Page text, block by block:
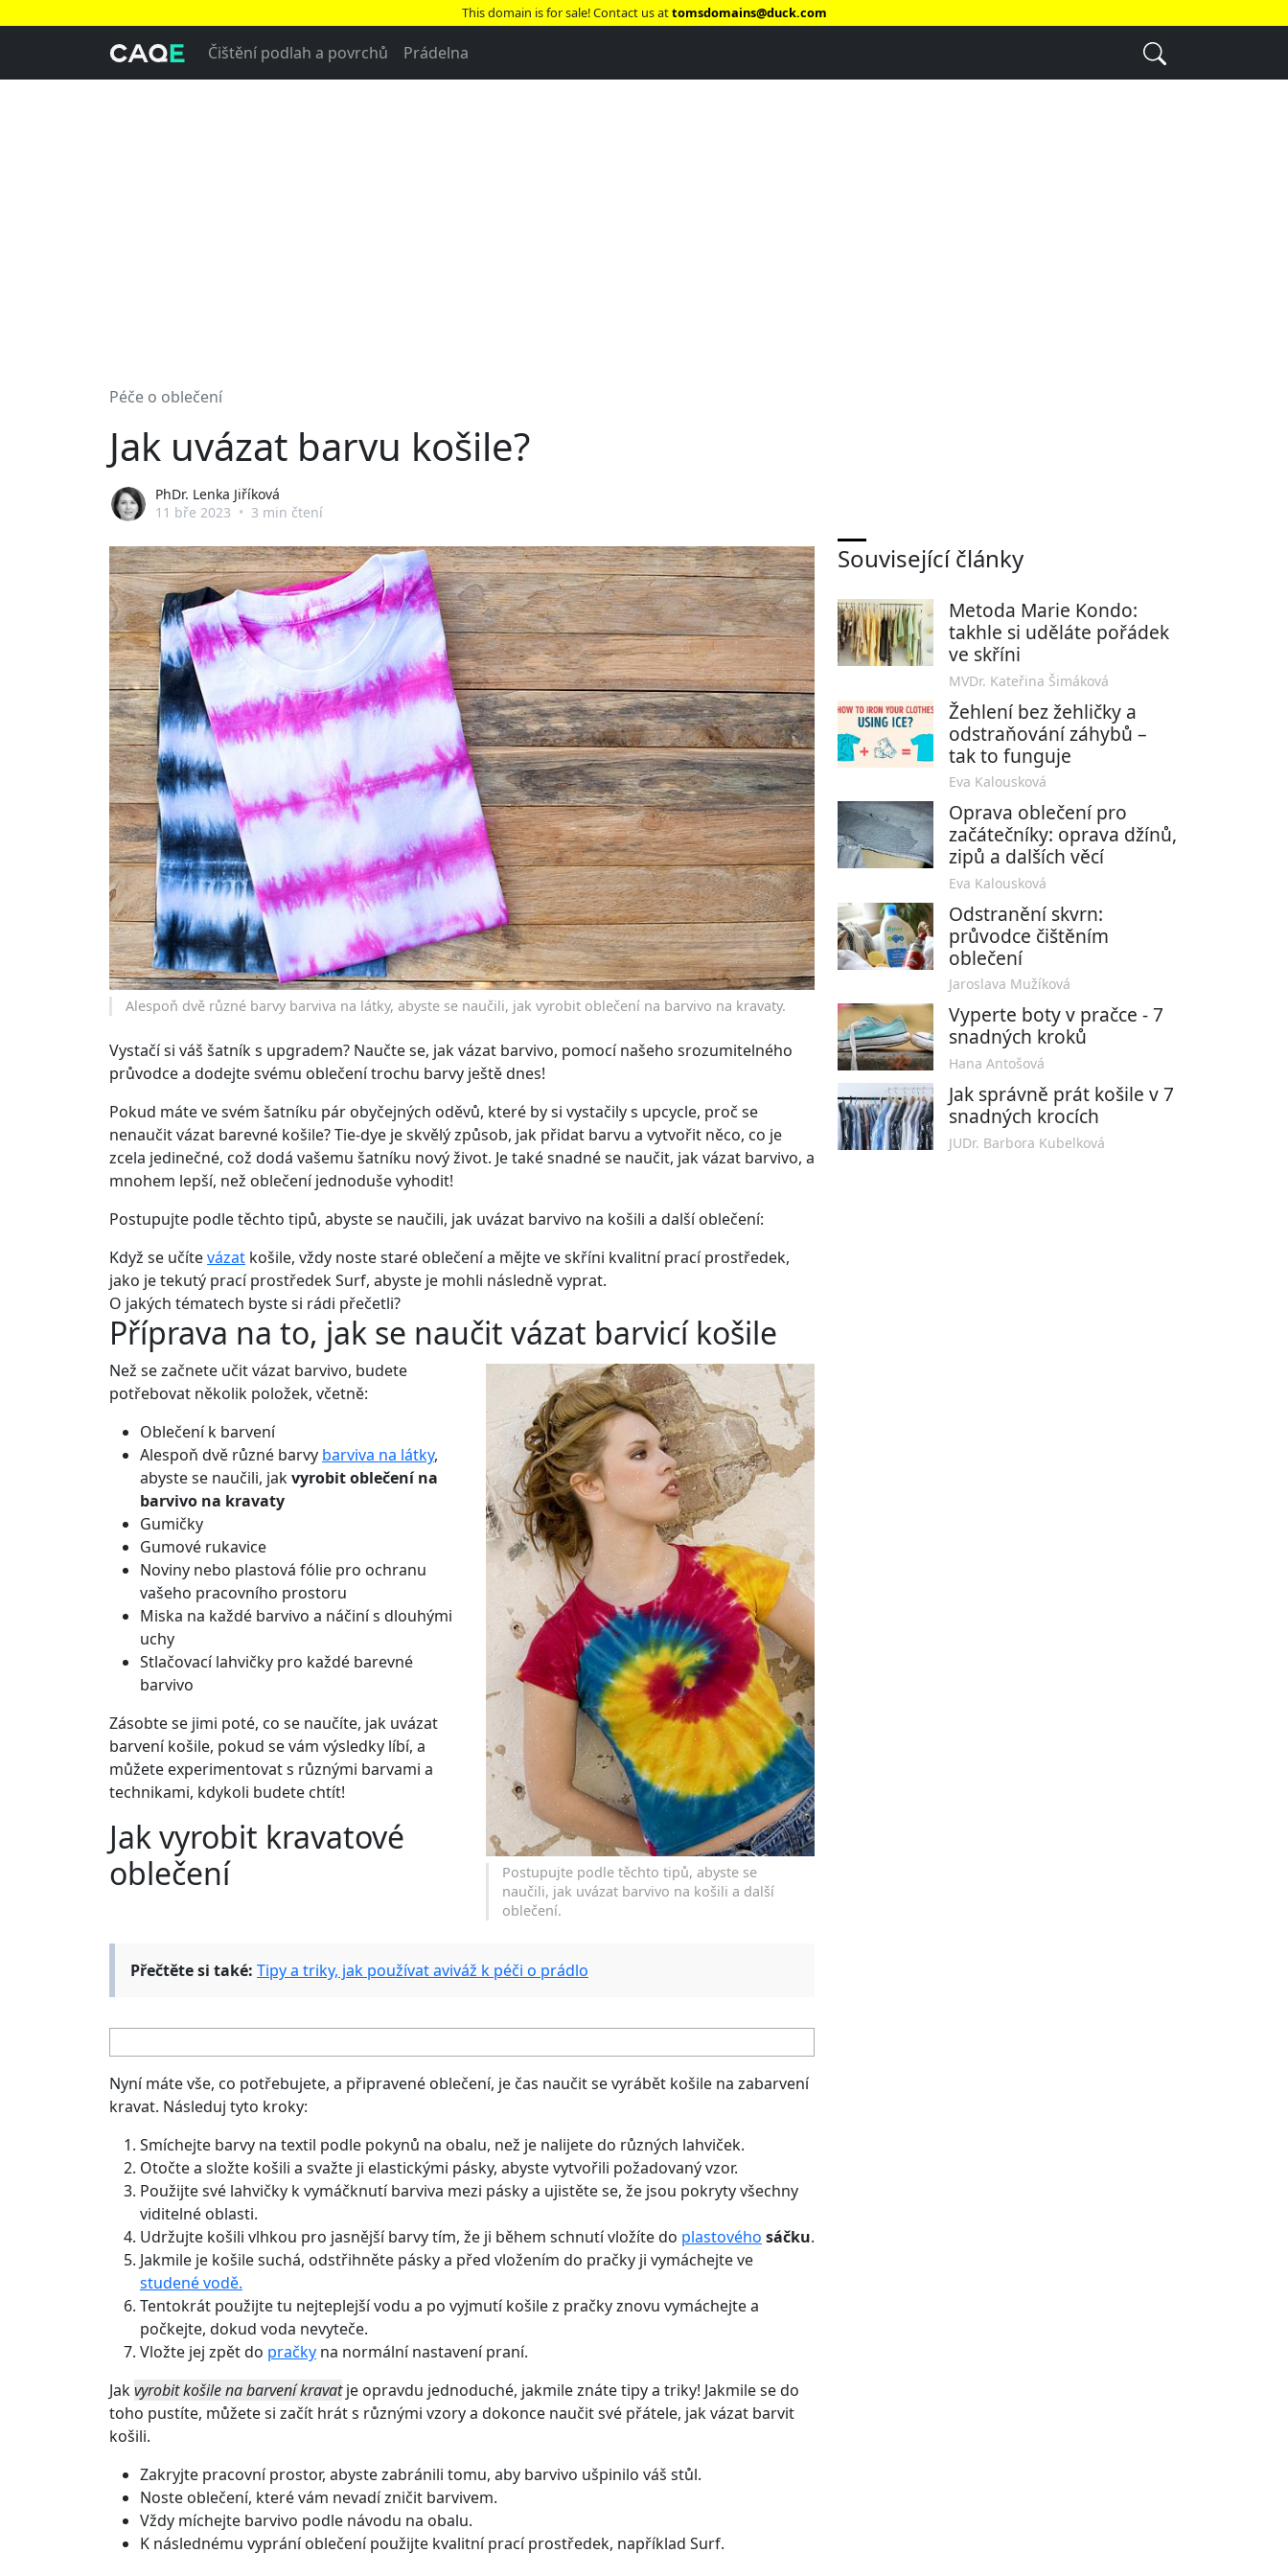
This domain is for sale! Contact us attomsdomains@duck.com
Čištění podlah a povrchů Prádelna
Péče o oblečení
Jak uvázat barvu košile?
PhDr. Lenka Jiříková
11 bře 2023 • 3 min čtení
Alespoň dvě různé barvy barviva na látky, abyste se naučili, jak vyrobit oblečení na barvivo na kravaty.
Vystačí si váš šatník s upgradem? Naučte se, jak vázat barvivo, pomocí našeho srozumitelného
průvodce a dodejte svému oblečení trochu barvy ještě dnes!
Pokud máte ve svém šatníku pár obyčejných oděvů, které by si vystačily s upcycle, proč se
nenaučit vázat barevné košile? Tie-dye je skvělý způsob, jak přidat barvu a vytvořit něco, co je
zcela jedinečné, což dodá vašemu šatníku nový život. Je také snadné se naučit, jak vázat barvivo, a
mnohem lepší, než oblečení jednoduše vyhodit!
Postupujte podle těchto tipů, abyste se naučili, jak uvázat barvivo na košili a další oblečení:
Když se učítevázat košile, vždy noste staré oblečení a mějte ve skříni kvalitní prací prostředek,
jako jetekutý prací prostředek Surf, abyste je mohli následně vyprat.
O jakých tématech byste si rádi přečetli?
Příprava na to, jak se naučit vázat barvicí košile
Postupujte podle těchto tipů, abyste se
naučili, jak uvázat barvivo na košili a další
oblečení.
Než se začnete učit vázat barvivo, budete
potřebovat několik položek, včetně:
Oblečení k barvení
Alespoň dvě různé barvy barviva na látky,
abyste se naučili, jakvyrobit oblečení na
barvivo na kravaty
Gumičky
Gumové rukavice
Noviny nebo plastová fólie pro ochranu
vašeho pracovního prostoru
Miska na každé barvivo a náčiní s dlouhými
uchy
Stlačovací lahvičky pro každé barevné
barvivo
Zásobte se jimi poté, co se naučíte, jak uvázat
barvení košile, pokud se vám výsledky líbí, a
můžete experimentovat s různými barvami a
technikami, kdykoli budete chtít!
Jak vyrobit kravatové
oblečení
Přečtěte si také: Tipy a triky, jak používat aviváž k péči o prádlo
Nyní máte vše, co potřebujete, a připravené oblečení, je čas naučit se vyrábět košile na zabarvení
kravat. Následuj tyto kroky:
Smíchejte barvy na textil podle pokynů na obalu, než je nalijete do různých lahviček.
Otočte a složte košili a svažte ji elastickými pásky, abyste vytvořili požadovaný vzor.
Použijte své lahvičky k vymáčknutí barviva mezi pásky a ujistěte se, že jsou pokryty všechny
viditelné oblasti.
Udržujte košili vlhkou pro jasnější barvy tím, že ji během schnutí vložíte do plastového sáčku.
Jakmile je košile suchá, odstřihněte pásky a před vložením do pračky ji vymáchejte ve
studené vodě.
Tentokrát použijte tu nejteplejší vodu a po vyjmutí košile z pračky znovu vymáchejte a
počkejte, dokud voda nevyteče.
Vložte jej zpět do pračky na normální nastavení praní.
Jakvyrobit košile na barvení kravatje opravdu jednoduché, jakmile znáte tipy a triky! Jakmile se do
toho pustíte, můžete si začít hrát s různými vzory a dokonce naučit své přátele, jak vázat barvit
košili.
Zakryjte pracovní prostor, abyste zabránili tomu, aby barvivo ušpinilo váš stůl.
Noste oblečení, které vám nevadí zničit barvivem.
Vždy míchejte barvivo podle návodu na obalu.
K následnému vyprání oblečení použijte kvalitní prací prostředek, například Surf.
Související články
Metoda Marie Kondo:
takhle si uděláte pořádek
ve skříni
MVDr. Kateřina Šimáková
Žehlení bez žehličky a
odstraňování záhybů –
tak to funguje
Eva Kalousková
Oprava oblečení pro
začátečníky: oprava džínů,
zipů a dalších věcí
Eva Kalousková
Odstranění skvrn:
průvodce čištěním
oblečení
Jaroslava Mužíková
Vyperte boty v pračce - 7
snadných kroků
Hana Antošová
Jak správně prát košile v 7
snadných krocích
JUDr. Barbora Kubelková